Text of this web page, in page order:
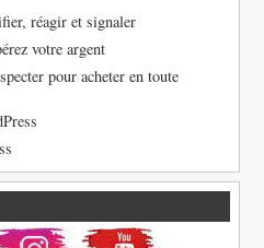
réagir et signaler
votre argent
pour acheter en toute